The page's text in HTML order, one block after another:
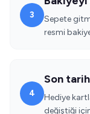
3
Sepete
resmi
4
Son
Hediye
değiştiği